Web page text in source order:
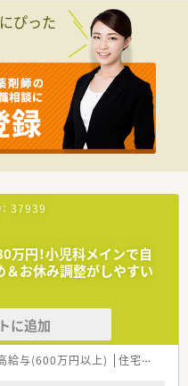
の対応全般をお願いいたしま
広い処方箋を対応しますので
です。
なります。
すりガラスのパーテーション
でのご経験や入社後の状況に
す。
ます。
て一連の流れを習得頂きま
すので安心です。
e-ラーニングの利用が可能で
ープ内の薬剤師・看護師・ケアマ
の職員を集めての勉強会を開か
、安全管理の取り組みや外部の
ています。
対しても、電子薬歴の使用方法
ぴった
37939
万円！小児科メインで自
＆お休み調整がしやすい
に追加
給与(600万円以上) 住宅補助(手当)あり